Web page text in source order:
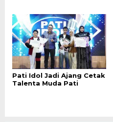
Pati Idol Jadi Ajang Cetak
Talenta Muda Pati